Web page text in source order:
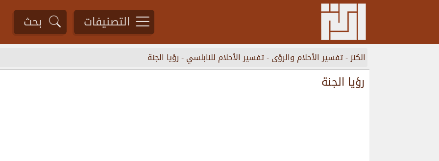
التصنيفات بحث
الكنز-تفسير الأحلام والرؤى-تفسير الأحلام للنابلسي-رؤيا الجنة
رؤيا الجنة